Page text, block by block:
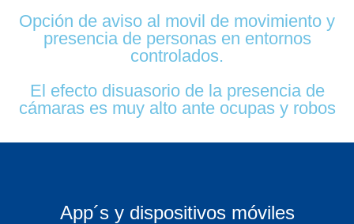
Opción de aviso al movil de movimiento y
presencia de personas en entornos
controlados.
El efecto disuasorio de la presencia de
cámaras es muy alto ante ocupas y robos
App´s y dispositivos móviles